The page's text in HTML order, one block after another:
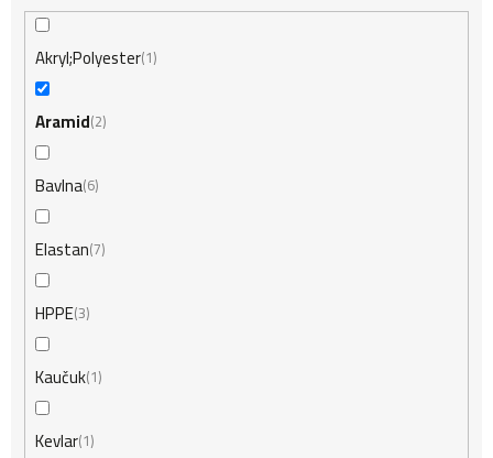
Akryl;Polyester 1
Aramid 2
Bavlna 6
Elastan 7
HPPE3
Kaučuk 1
Kevlar 1